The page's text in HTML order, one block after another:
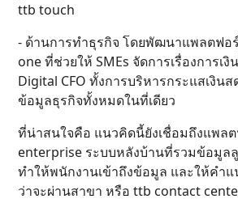
ttb touch
- ด้านการทำธุรกิจ โดยพัฒนาแพลตฟอ
one ที่ช่วยให้ SMEs จัดการเรื่องการเ
Digital CFO ทั้งการบริหารกระแสเงินส
ข้อมูลธุรกิจทั้งหมดในที่เดียว
ที่น่าสนใจคือ แนวคิดนี้ยังเชื่อมถึงแพล
enterprise ระบบหลังบ้านที่รวมข้อมูล
ทำให้พนักงานเข้าถึงข้อมูล และให้คำแ
ว่าจะผ่านสาขา หรือ ttb contact